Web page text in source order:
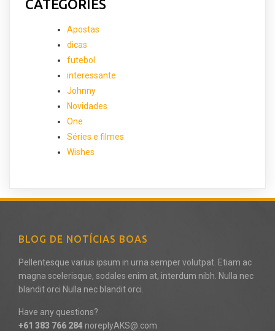
CATEGORIES
Apostas
dicas
futebol
interessante
Johnny
Novidades
One
Séries e filmes
Wishes
BLOG DE NOTÍCIAS BOAS
Pellentesque varius ipsum in urna semper volutpat. Etiam ac
magna scelerisque, sodales enim at, interdum nibh. Nulla nec
blandit orci Nulla nec blandit orci.
Have any questions?
+61 383 766 284 noreplyAKS@.com